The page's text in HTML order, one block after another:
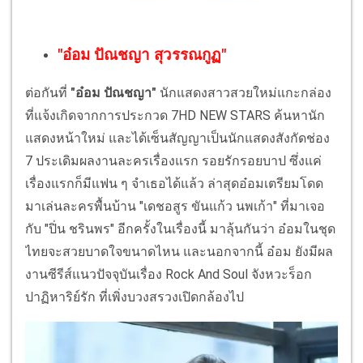
"อ๋อม ปัณชญา สุวรรณกูฏ"
ต่อกันที่ "อ๋อม ปัณชญา" นักแสดงสาวสวยใหม่แกะกล่อง
ที่แจ้งเกิดจากการประกวด 7HD NEW STARS ค้นหานัก
แสดงหน้าใหม่ และได้เซ็นสัญญาเป็นนักแสดงสังกัดช่อง
7 ประเดิมผลงานละครเรื่องแรก รอยรักรอยบาป ซึ่งแค่
เรื่องแรกก็มีแฟน ๆ จำเธอได้แล้ว ล่าสุดอ๋อมเตรียมโดด
มาเล่นละครพื้นบ้าน "เดชอสูร ขันแก้ว นพเก้า" ที่มาเจอ
กับ "ปิ่น ชรินพร" อีกครั้งในเรื่องนี้ มาลุ้นกันว่า อ๋อมในชุด
ไทยจะสวยบาดใจขนาดไหน และนอกจากนี้ อ๋อม ยังมีผล
งานซีรีส์แนวปัจจุบันเรื่อง Rock And Soul จังหวะร็อก
ปาฏิหาริย์รัก ที่เพิ่งบวงสรวงเปิดกล้องไป